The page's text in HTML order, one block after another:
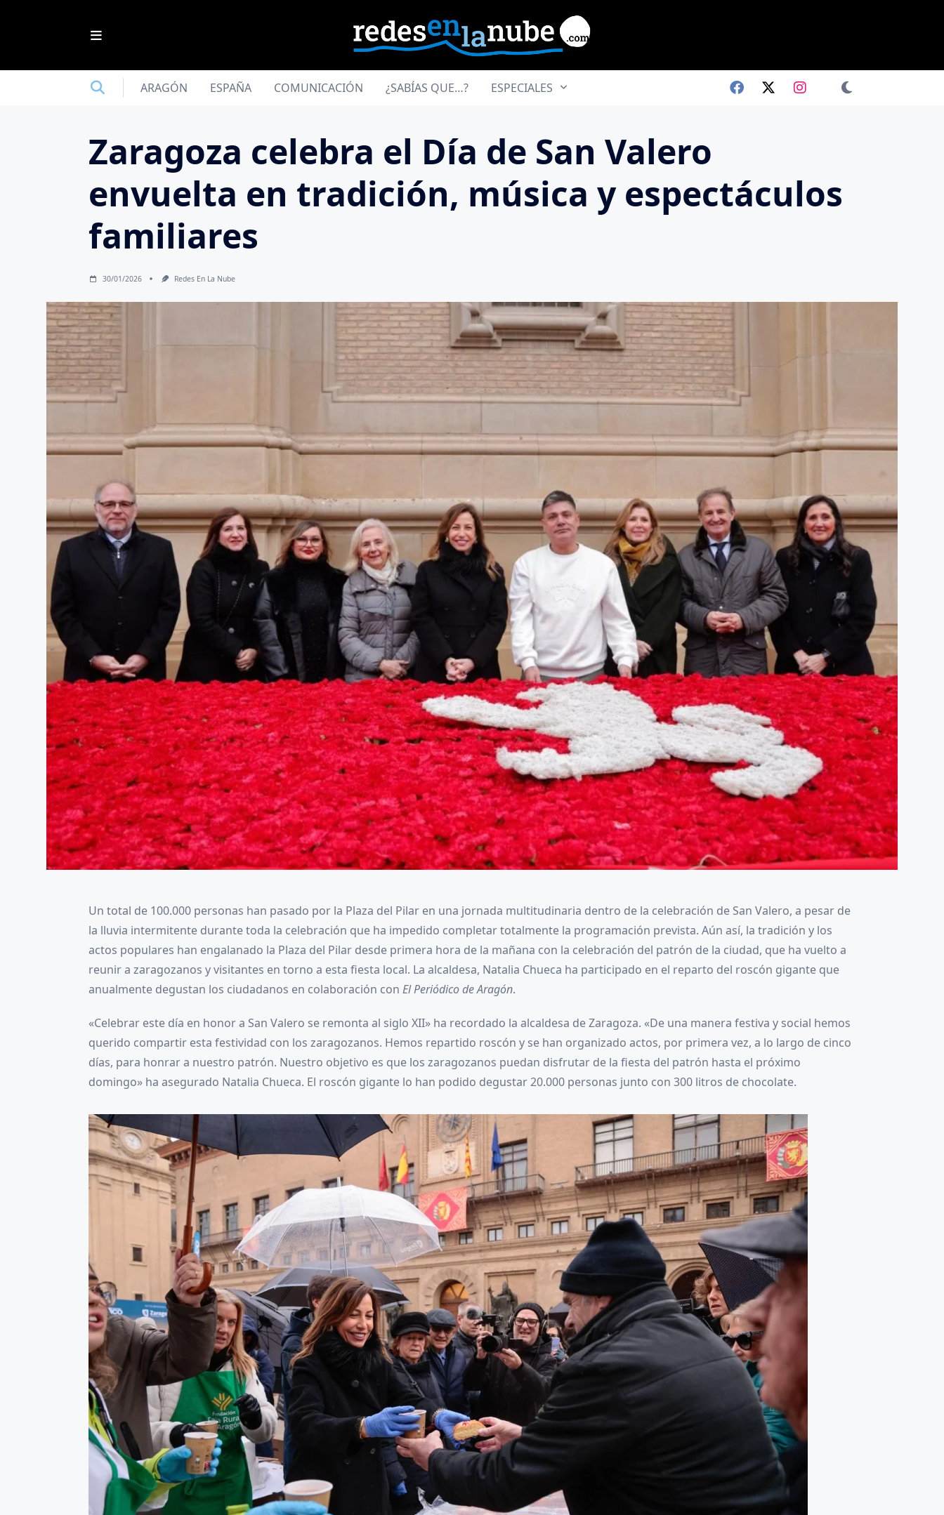
ARAGÓN ESPAÑA COMUNICACIÓN ¿SABÍAS QUE…? ESPECIALES
Zaragoza celebra el Día de San Valero
envuelta en tradición, música y espectáculos
familiares
30/01/2026 Redes En La Nube
Un total de 100.000 personas han pasado por la Plaza del Pilar en una jornada multitudinaria dentro de la celebración de San Valero, a pesar de
la lluvia intermitente durante toda la celebración que ha impedido completar totalmente la programación prevista. Aún así, la tradición y los
actos populares han engalanado la Plaza del Pilar desde primera hora de la mañana con la celebración del patrón de la ciudad, que ha vuelto a
reunir a zaragozanos y visitantes en torno a esta fiesta local. La alcaldesa, Natalia Chueca ha participado en el reparto del roscón gigante que
anualmente degustan los ciudadanos en colaboración con El Periódico de Aragón.
«Celebrar este día en honor a San Valero se remonta al siglo XII» ha recordado la alcaldesa de Zaragoza. «De una manera festiva y social hemos
querido compartir esta festividad con los zaragozanos. Hemos repartido roscón y se han organizado actos, por primera vez, a lo largo de cinco
días, para honrar a nuestro patrón. Nuestro objetivo es que los zaragozanos puedan disfrutar de la fiesta del patrón hasta el próximo
domingo» ha asegurado Natalia Chueca. El roscón gigante lo han podido degustar 20.000 personas junto con 300 litros de chocolate.